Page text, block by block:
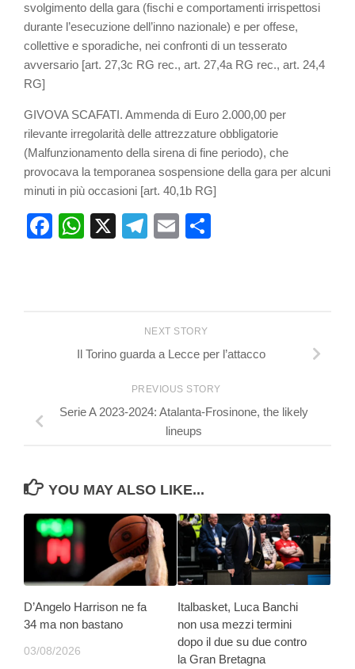
svolgimento della gara (fischi e comportamenti irrispettosi
durante l’esecuzione dell’inno nazionale) e per offese,
collettive e sporadiche, nei confronti di un tesserato
avversario [art. 27,3c RG rec., art. 27,4a RG rec., art. 24,4
RG]
GIVOVA SCAFATI. Ammenda di Euro 2.000,00 per
rilevante irregolarità delle attrezzature obbligatorie
(Malfunzionamento della sirena di fine periodo), che
provocava la temporanea sospensione della gara per alcuni
minuti in più occasioni [art. 40,1b RG]
Facebook
WhatsApp
X Telegram
Email
NEXT STORY
Il Torino guarda a Lecce per l’attacco
PREVIOUS STORY
Serie A 2023-2024: Atalanta-Frosinone, the likely
lineups
YOU MAY ALSO LIKE...
D’Angelo Harrison ne fa
34 ma non bastano
03/08/2026
Italbasket, Luca Banchi
non usa mezzi termini
dopo il due su due contro
la Gran Bretagna